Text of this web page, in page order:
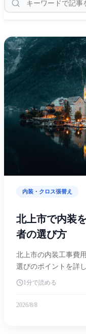
内装・クロス張替え
北上市で内装
者の選び方
北上市の内装工事費
選びのポイントを詳
1分で読める
2026/8/8